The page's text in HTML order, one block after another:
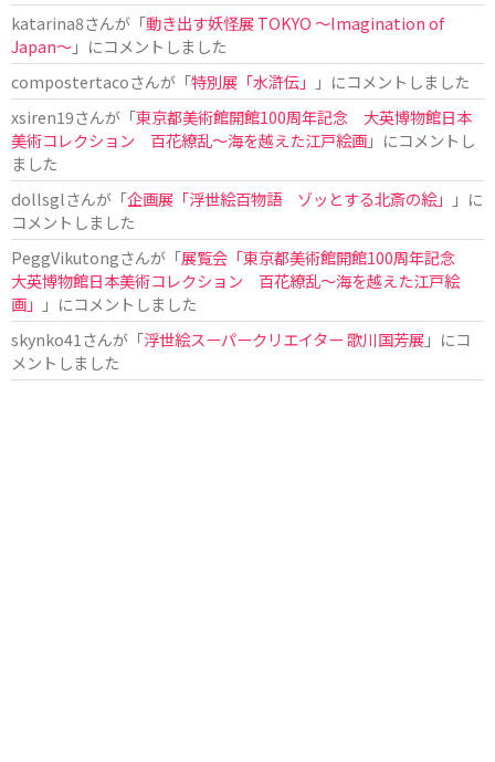
katarina8さんが「動き出す妖怪展 TOKYO 〜Imagination of
Japan〜」にコメントしました
compostertacoさんが「特別展「水滸伝」
」にコメントしました
xsiren19さんが「東京都美術館開館100周年記念 大英博物館日本
美術コレクション 百花繚乱～海を越えた江戸絵画」にコメントし
ました
dollsglさんが「企画展「浮世絵百物語 ゾッとする北斎の絵」
」に
コメントしました
PeggVikutongさんが「展覧会「東京都美術館開館100周年記念
大英博物館日本美術コレクション 百花繚乱〜海を越えた江戸絵
画」
」にコメントしました
skynko41 さんが「浮世絵スーパークリエイター 歌川国芳展 」にコ
メントしました